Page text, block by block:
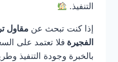
التنفيذ.
إذا كنت تبحث عن مقاول
الفجيرة فلا تعتمد على
بالخبرة وجودة التنفيذ